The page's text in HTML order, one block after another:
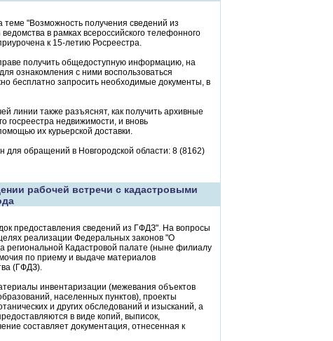
"Возможность получения сведений из
в рамках всероссийского телефонного
к 15-летию Росреестра.
получить общедоступную информацию, на
ознакомления с ними воспользоваться
бесплатно запросить необходимые документы, в
линии также разъяснят, как получить архивные
недвижимости, и вновь
их курьерской доставки.
для обращений в Новгородской области: 8 (8162)
рабочей встречи с кадастровыми
предоставления сведений из ГФДЗ". На вопросы
реализации Федеральных законов "О
региональной Кадастровой палате (ныне филиалу
по приему и выдаче материалов
(ГФДЗ).
инвентаризации (межевания объектов
населенных пунктов), проекты
и других обследований и изысканий, а
в виде копий, выписок,
составляет документация, отнесенная к